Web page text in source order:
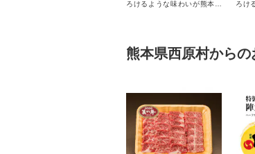
ろけるような味わいが熊本県
ろけ
熊本県西原村から